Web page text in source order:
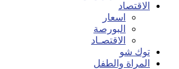
الاقتصاد
اسعار
البورصة
الاقتصـاد
توك شو
المراة والطفل